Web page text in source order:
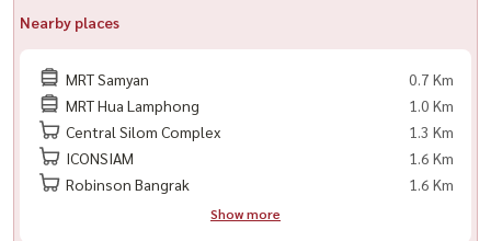
Nearby places
MRT Samyan
0.7 Km
MRT Hua Lamphong
1.0 Km
Central Silom Complex
1.3 Km
ICONSIAM
1.6 Km
Robinson Bangrak
1.6 Km
Show more